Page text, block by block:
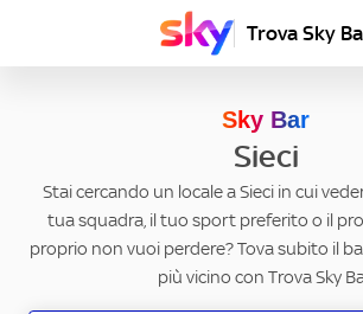
Trova Sky
Sky Bar
Sieci
Stai cercando un locale a Sieci in cui
tua squadra, il tuo sport preferito o il
proprio non vuoi perdere? Tova subito il
più vicino con Trova Sky